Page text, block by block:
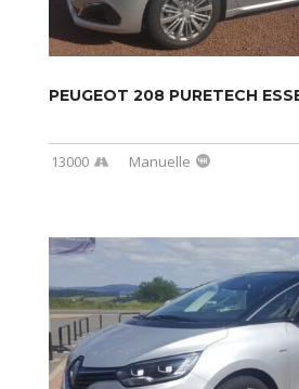
13000 Manuelle